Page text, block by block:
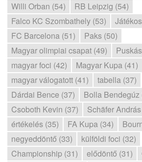
Willi Orban (54)
RB Leipzig (54)
Falco KC Szombathely (53)
FC Barcelona (51)
Paks (50)
Magyar olimpiai csapat (49)
magyar foci (42)
Magyar Kupa (41)
magyar válogatott (41)
tabella (37)
Dárdai Bence (37)
Bolla Bendegúz
Csoboth Kevin (37)
Schäfer
értékelés (35)
FA Kupa (34)
negyeddöntő (33)
külföldi foci (32)
Championship (31)
elődöntő (31)